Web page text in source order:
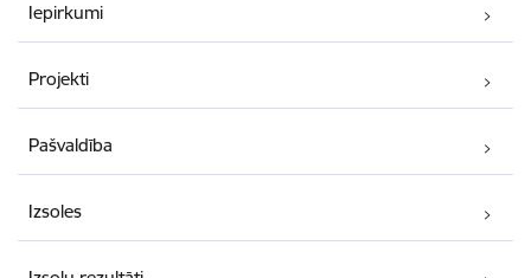
Iepirkumi
Projekti
Pašvaldība
Izsoles